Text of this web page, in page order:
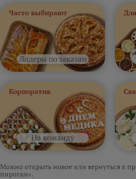
Часто выбирают
Корпоратив
Можно открыть новое или вернуться к
пирогам».